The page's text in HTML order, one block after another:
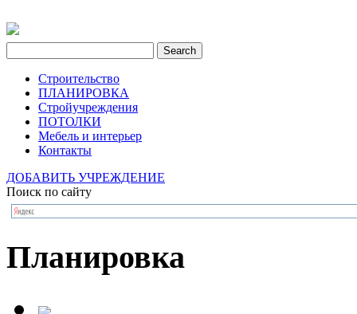
Строительство
ПЛАНИРОВКА
Стройучреждения
ПОТОЛКИ
Мебель и интерьер
Контакты
ДОБАВИТЬ УЧРЕЖДЕНИЕ
Поиск по сайту
Планировка